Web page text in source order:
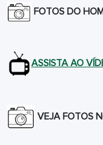
FOTOS DO
ASSISTA AO
VEJA FOTOS